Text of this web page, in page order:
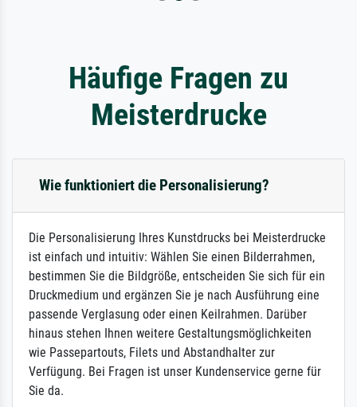
Häufige Fragen zu
Meisterdrucke
Wie funktioniert die Personalisierung?
Die Personalisierung Ihres Kunstdrucks bei Meisterdrucke
ist einfach und intuitiv: Wählen Sie einen Bilderrahmen,
bestimmen Sie die Bildgröße, entscheiden Sie sich für ein
Druckmedium und ergänzen Sie je nach Ausführung eine
passende Verglasung oder einen Keilrahmen. Darüber
hinaus stehen Ihnen weitere Gestaltungsmöglichkeiten
wie Passepartouts, Filets und Abstandhalter zur
Verfügung. Bei Fragen ist unser Kundenservice gerne für
Sie da.